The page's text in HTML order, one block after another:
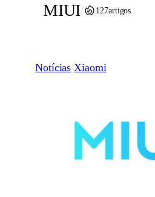
MIUI/ 127artigos
Notícias Xiaomi